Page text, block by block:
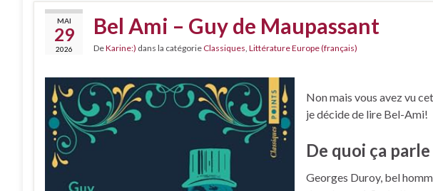
MAI
29
2026
Bel Ami – Guy de Maupassant
DeKarine:) dans la catégorie Classiques, Littérature Europe (français)
Non mais vous avez vu
je décide de lire Bel-Ami!
De quoi ça parle
Georges Duroy, bel